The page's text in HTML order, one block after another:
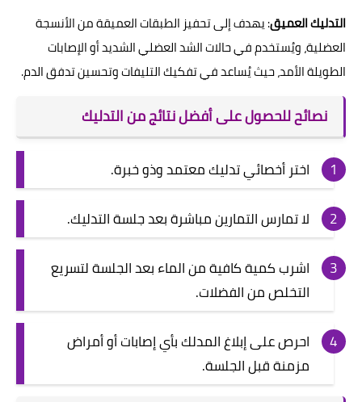
التدليك العميق: يهدف إلى تحفيز الطبقات العميقة من الأنسجة
العضلية، ويُستخدم في حالات الشد العضلي الشديد أو الإصابات
الطويلة الأمد، حيث يُساعد في تفكيك التليفات وتحسين تدفق الدم.
نصائح للحصول على أفضل نتائج من التدليك
اختر أخصائي تدليك معتمد وذو خبرة.
لا تمارس التمارين مباشرة بعد جلسة التدليك.
اشرب كمية كافية من الماء بعد الجلسة لتسريع
التخلص من الفضلات.
احرص على إبلاغ المدلك بأي إصابات أو أمراض
مزمنة قبل الجلسة.